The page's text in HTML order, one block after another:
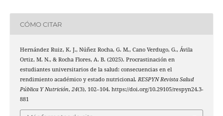
CÓMO CITAR
Hernández Ruiz, K. J., Núñez Rocha, G. M., Cano Verdugo, G., Ávila
Ortiz, M. N., & Rocha Flores, A. B. (2025). Procrastinación en
estudiantes universitarios de la salud: consecuencias en el
rendimiento académico y estado nutricional. RESPYN Revista Salud
Pública Y Nutrición, 24(3), 102–104. https://doi.org/10.29105/respyn24.3-
881